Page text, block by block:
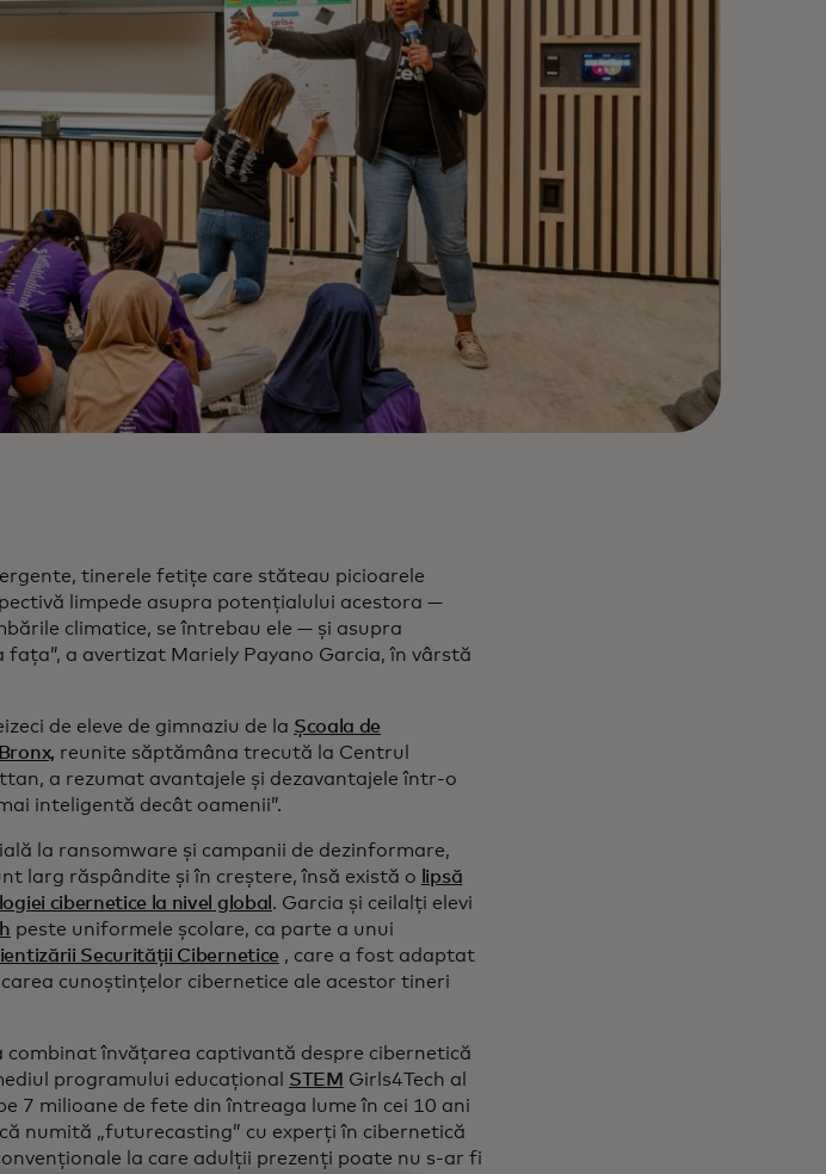
tinerele fetițe care stăteau picioarele
limpede asupra potențialului acestora —
climatice, se întrebau ele — și asupra
a avertizat Mariely Payano Garcia, în vârstă
de eleve de gimnaziu de la Școala de
reunite săptămâna trecută la Centrul
a rezumat avantajele și dezavantajele într-o
inteligentă decât oamenii”.
la ransomware și campanii de dezinformare,
larg răspândite și în creștere, însă există o lipsă
cibernetice la nivel global . Garcia și ceilalți elevi
peste uniformele școlare, ca parte a unui
Securității Cibernetice , care a fost adaptat
cunoștințelor cibernetice ale acestor tineri
învățarea captivantă despre cibernetică
programului educațional STEM Girls4Tech al
7 milioane de fete din întreaga lume în cei 10 ani
numită „futurecasting” cu experți în cibernetică
la care adulții prezenți poate nu s-ar fi